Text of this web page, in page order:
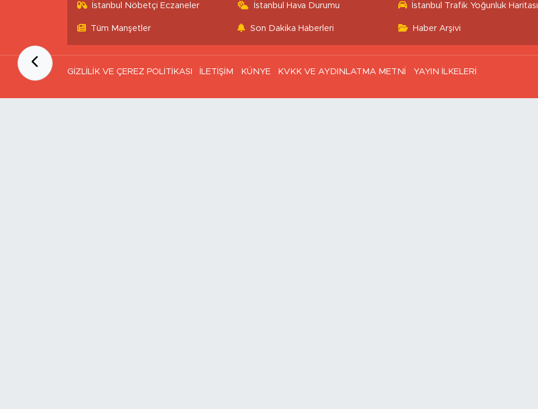
İstanbul Nöbetçi Eczaneler İstanbul Hava Durumu İstanbul Trafik Yoğunluk Haritası
Tüm Manşetler Son Dakika Haberleri Haber Arşivi
GİZLİLİK VE ÇEREZ POLİTİKASI İLETİŞİM KÜNYE KVKK VE AYDINLATMA METNİ YAYIN İLKELERİ